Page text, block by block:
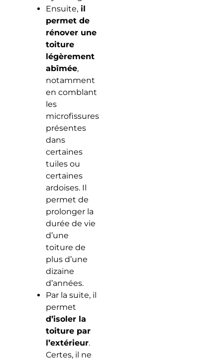
Ensuite,il
permet de
rénover une
toiture
légèrement
abîmée,
notamment
en comblant
les
microfissures
présentes
dans
certaines
tuiles ou
certaines
ardoises. Il
permet de
prolonger la
durée de vie
d’une
toiture de
plus d’une
dizaine
d’années.
Par la suite, il
permet
d’isoler la
toiture par
l’extérieur.
Certes, il ne